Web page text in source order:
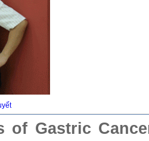
of Gastric